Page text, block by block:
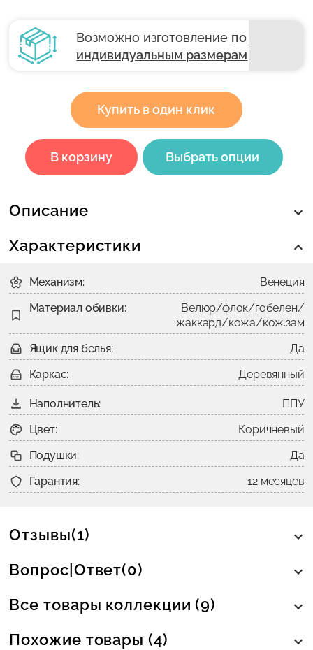
Возможно изготовление по
индивидуальным размерам
Купить в один клик
В корзину Выбрать опции
Описание
Характеристики
Механизм:
Венеция
Материал обивки:
Велюр/флок/гобелен/
жаккард/кожа/кож.зам
Ящик для белья:
Да
Каркас:
Деревянный
Наполнитель:
ППУ
Цвет:
Коричневый
Подушки:
Да
Гарантия:
12 месяцев
Отзывы(1)
Вопрос|Ответ(0)
Все товары коллекции (9)
Похожие товары (4)